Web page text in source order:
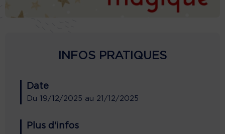
INFOS PRATIQUES
Date
Du 19/12/2025 au 21/12/2025
Plus d'infos